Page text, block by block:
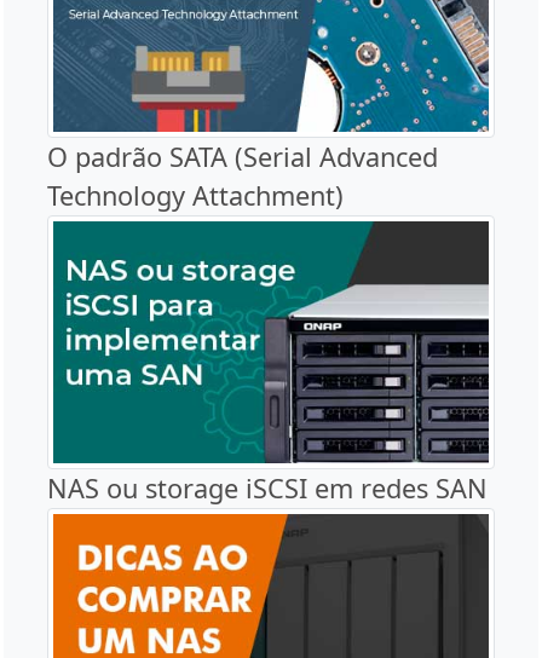
O padrão SATA (Serial Advanced
Technology Attachment)
NAS ou storage iSCSI em redes SAN